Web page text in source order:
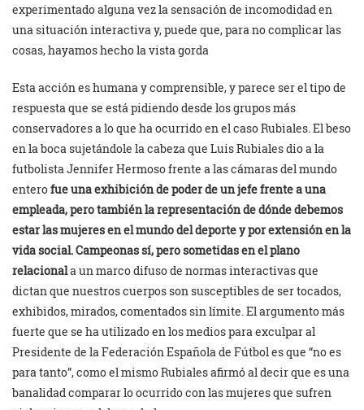
experimentado alguna vez la sensación de incomodidad en
una situación interactiva y, puede que, para no complicar las
cosas, hayamos hecho la vista gorda
Esta acción es humana y comprensible, y parece ser el tipo de
respuesta que se está pidiendo desde los grupos más
conservadores a lo que ha ocurrido en el caso Rubiales. El beso
en la boca sujetándole la cabeza que Luis Rubiales dio a la
futbolista Jennifer Hermoso frente a las cámaras del mundo
enterofue una exhibición de poder de un jefe frente a una
empleada, pero también la representación de dónde debemos
estar las mujeres en el mundo del deporte y por extensión en la
vida social.Campeonas sí, pero sometidas en el plano
relacionala un marco difuso de normas interactivas que
dictan que nuestros cuerpos son susceptibles de ser tocados,
exhibidos, mirados, comentados sin límite. El argumento más
fuerte que se ha utilizado en los medios para exculpar al
Presidente de la Federación Española de Fútbol es que “no es
para tanto”, como el mismo Rubiales afirmó al decir que es una
banalidad comparar lo ocurrido con las mujeres que sufren